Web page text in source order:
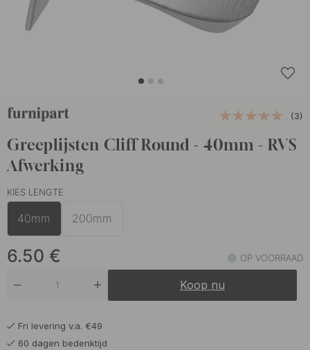
(3)
Greeplijsten Cliff Round - 40mm - RVS
Afwerking
KIES LENGTE
40mm 200mm
6.50 € OP VOORRAAD
Koop nu
Fri levering v.a. €49
60 dagen bedenktijd